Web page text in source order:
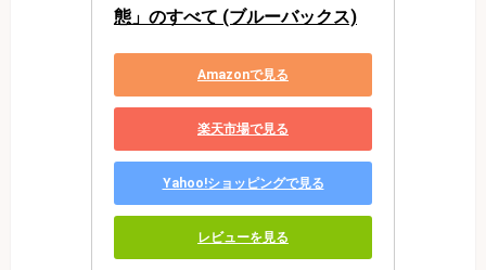
態」のすべて (ブルーバックス)
Amazonで見る
楽天市場で見る
Yahoo!ショッピングで見る
レビューを見る